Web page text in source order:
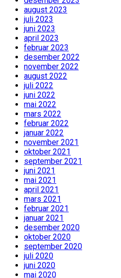
august 2023
juli 2023
juni 2023
april 2023
februar 2023
desember 2022
november 2022
august 2022
juli 2022
juni 2022
mai 2022
mars 2022
februar 2022
januar 2022
november 2021
oktober 2021
september 2021
juni 2021
mai 2021
april 2021
mars 2021
februar 2021
januar 2021
desember 2020
oktober 2020
september 2020
juli 2020
juni 2020
mai 2020